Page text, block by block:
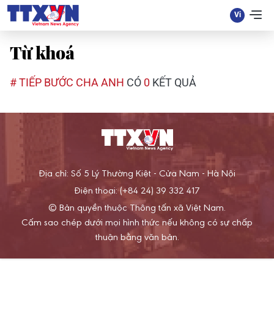
Từ khoá
# TIẾP BƯỚC CHA ANH CÓ 0 KẾT QUẢ
Địa chỉ: Số 5 Lý Thường Kiệt - Cửa Nam - Hà Nội
Điện thoại: (+84 24) 39 332 417
© Bản quyền thuộc Thông tấn xã Việt Nam.
Cấm sao chép dưới mọi hình thức nếu không có sự chấp
thuận bằng văn bản.